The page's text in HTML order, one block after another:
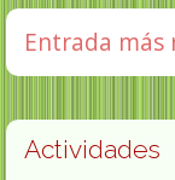
Entrada más
Actividades